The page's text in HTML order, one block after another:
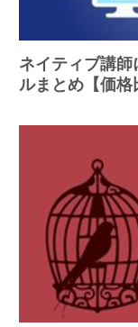
ネイティブ講
ルまとめ【価格